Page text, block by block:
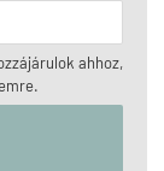
ahhoz,